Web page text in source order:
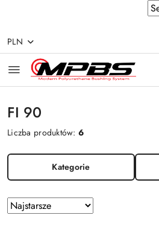
Przejdź do treści głównej
Przejdź do wyszukiwarki
Przejdź do moje konto
Przejdź do menu głównego
Przejdź do stopki
PLN
FI 90
Liczba produktów:6
Kategorie
Zastosowano
sortowanie:
Sortuj
według